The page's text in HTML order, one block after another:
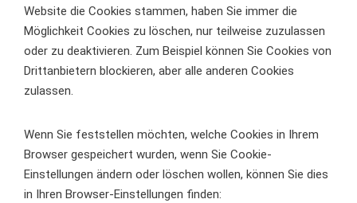
Website die Cookies stammen, haben Sie immer die
Möglichkeit Cookies zu löschen, nur teilweise zuzulassen
oder zu deaktivieren. Zum Beispiel können Sie Cookies von
Drittanbietern blockieren, aber alle anderen Cookies
zulassen.
Wenn Sie feststellen möchten, welche Cookies in Ihrem
Browser gespeichert wurden, wenn Sie Cookie-
Einstellungen ändern oder löschen wollen, können Sie dies
in Ihren Browser-Einstellungen finden: